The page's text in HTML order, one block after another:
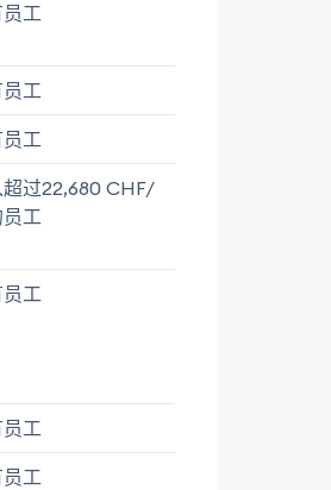
工
工
工
超过22,680 CHF/
工
工
工
工